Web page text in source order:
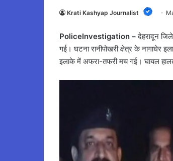
Krati Kashyap Journalist
PoliceInvestigation –देहरादून
गई। घटना रानीपोखरी क्षेत्र के नागाघेर
इलाके में अफरा-तफरी मच गई। घायल